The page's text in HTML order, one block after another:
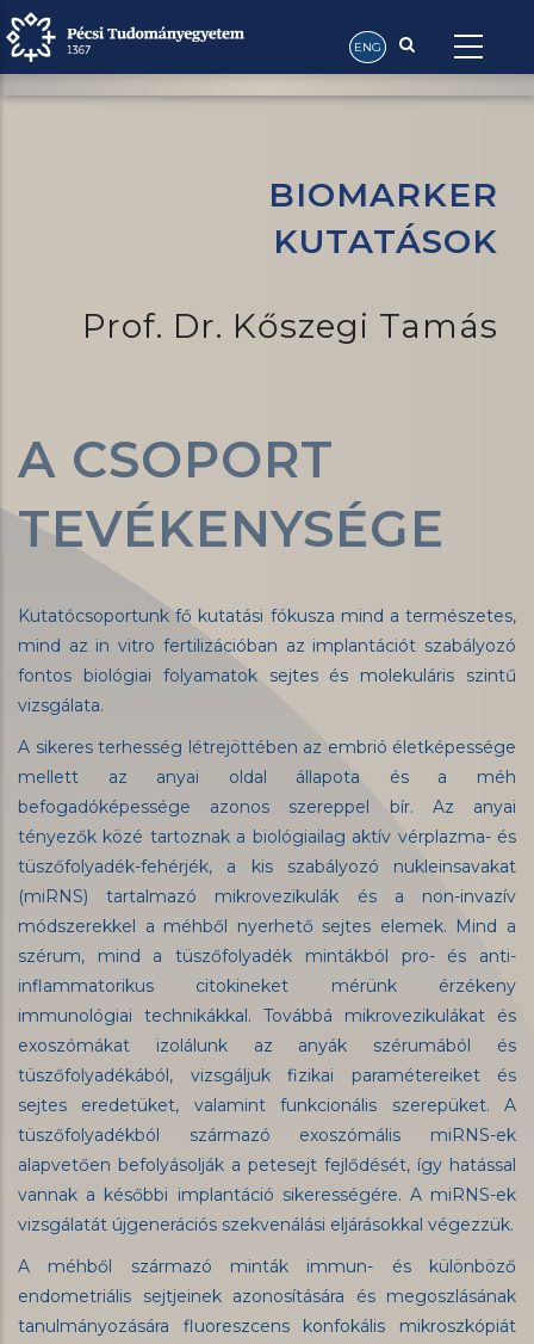
Ugrás
a
tartalomra
ENG
Morzsa
Főoldal -Kutatócsoport -Biomarker Kutatások
Biomarker Kutatások
BIOMARKER
KUTATÁSOK
Prof. Dr. Kőszegi Tamás
A CSOPORT
TEVÉKENYSÉGE
Kutatócsoportunk fő kutatási fókusza mind a természetes,
mind az in vitro fertilizációban az implantációt szabályozó
fontos biológiai folyamatok sejtes és molekuláris szintű
vizsgálata.
A sikeres terhesség létrejöttében az embrió életképessége
mellett az anyai oldal állapota és a méh
befogadóképessége azonos szereppel bír. Az anyai
tényezők közé tartoznak a biológiailag aktív vérplazma- és
tüszőfolyadék-fehérjék, a kis szabályozó nukleinsavakat
(miRNS) tartalmazó mikrovezikulák és a non-invazív
módszerekkel a méhből nyerhető sejtes elemek. Mind a
szérum, mind a tüszőfolyadék mintákból pro- és anti-
inflammatorikus citokineket mérünk érzékeny
immunológiai technikákkal. Továbbá mikrovezikulákat és
exoszómákat izolálunk az anyák szérumából és
tüszőfolyadékából, vizsgáljuk fizikai paramétereiket és
sejtes eredetüket, valamint funkcionális szerepüket. A
tüszőfolyadékból származó exoszómális miRNS-ek
alapvetően befolyásolják a petesejt fejlődését, így hatással
vannak a későbbi implantáció sikerességére. A miRNS-ek
vizsgálatát újgenerációs szekvenálási eljárásokkal végezzük.
A méhből származó minták immun- és különböző
endometriális sejtjeinek azonosítására és megoszlásának
tanulmányozására fluoreszcens konfokális mikroszkópiát